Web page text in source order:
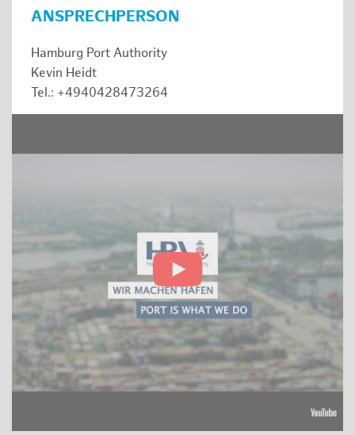
ANSPRECHPERSON
Hamburg Port Authority
Kevin Heidt
Tel.: +4940428473264